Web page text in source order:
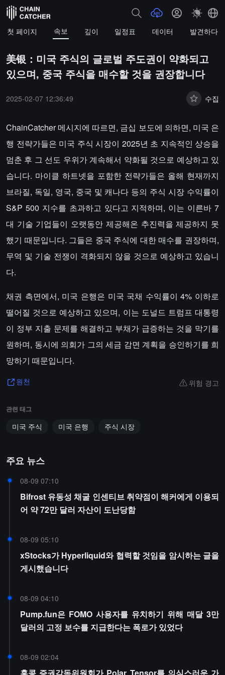
첫 페이지 속보 깊이 일정표 데이터 발견하다
美银：미국 주식의 글로벌 주도권이 약화되고
있으며, 중국 주식을 매수할 것을 권장합니다
2025-02-07 12:36:49 수집
ChainCatcher 메시지에 따르면, 금십 보도에 의하면, 미국 은
행 전략가들은 미국 주식 시장이 2025년 초 지속적인 상승을
멈춘 후 그 선도 우위가 계속해서 약화될 것으로 예상하고 있
습니다. 마이클 하트넷을 포함한 전략가들은 올해 현재까지
브라질, 독일, 영국, 중국 및 캐나다 등의 주식 시장 수익률이
S&P 500 지수를 초과하고 있다고 지적하며, 이는 이른바 7
대 기술 기업들이 오랫동안 제공해온 추진력을 제공하지 못
했기 때문입니다. 그들은 중국 주식에 대한 매수를 권장하며,
무역 및 기술 전쟁이 격화되지 않을 것으로 예상하고 있습니
다.
채권 측면에서, 미국 은행은 미국 국채 수익률이 4% 이하로
떨어질 것으로 예상하고 있으며, 이는 도널드 트럼프 대통령
이 정부 지출 문제를 해결하고 부채가 급증하는 것을 막기를
원하며, 동시에 의회가 그의 세금 감면 계획을 승인하기를 희
망하기 때문입니다.
원천 위험 경고
관련 태그
미국 주식 미국 은행 주식 시장
주요 뉴스
08-09 07:10
Bifrost 유동성 채굴 인센티브 취약점이 해커에게 이용되
어 약 72만 달러 자산이 도난당함
08-09 05:10
xStocks가 Hyperliquid와 협력할 것임을 암시하는 글을
게시했습니다
08-09 04:10
Pump.fun은 FOMO 사용자를 유치하기 위해 매달 3만
달러의 고정 보수를 지급한다는 폭로가 있었다
08-09 02:04